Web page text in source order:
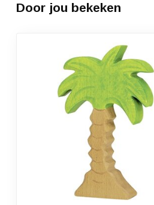
Door jou bekeken